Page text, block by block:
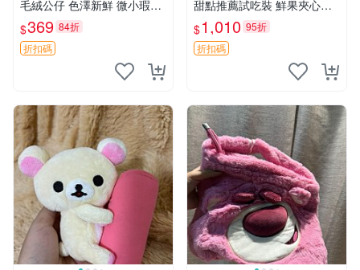
毛絨公仔 色澤新鮮 微小瑕疵
可收藏 中古 安撫熊 條紋公仔
$369 84折
折扣碼
甜點推薦試吃裝 鮮果夾心糖
果，甜蜜滋味享不停 薄荷草
莓 奶油心 60粒 mini小甜心糖
果，水果味夾心零食裝 心形
$1,010 95折
折扣碼